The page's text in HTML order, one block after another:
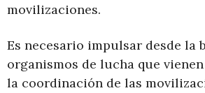
movilizaciones.
Es necesario impulsar desde la
organismos de lucha que
la coordinación de las